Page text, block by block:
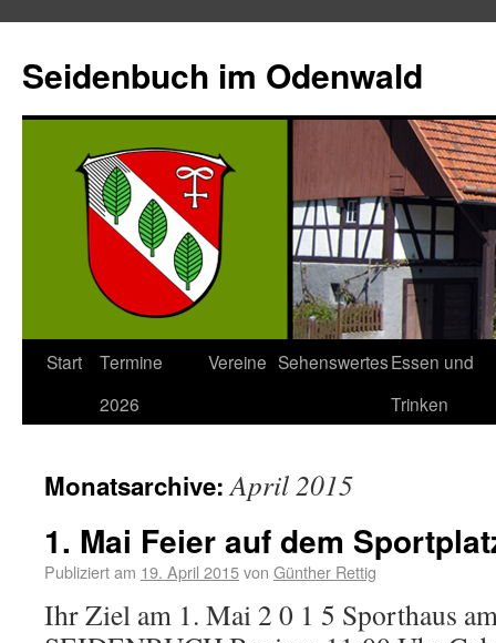
Seidenbuch im Odenwald
Start
Termine
2026
Vereine SehenswertesEssen und
Trinken
Monatsarchive:April 2015
1. Mai Feier auf dem
Publiziert am 19. April 2015von Günther Rettig
Ihr Ziel am 1. Mai 2 0 1 5 Sporthaus